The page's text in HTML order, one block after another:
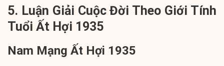
5. Luận Giải Cuộc Đời Theo Giới Tính
Tuổi Ất Hợi 1935
Nam Mạng Ất Hợi 1935